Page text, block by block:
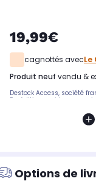
19,99€
cagnottés avecLe
produit neuf vendu &
Destock Access, société
Expédition rapide avec
Options de